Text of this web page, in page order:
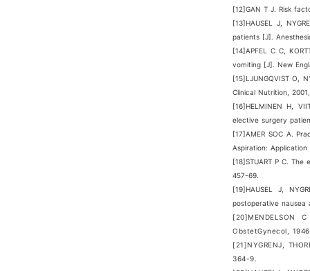
[12]GAN T J. Risk
[13]HAUSEL J,
patients [J].
[14]APFEL C C,
vomiting [J]. New
[15]LJUNGQVIST O,
Clinical Nutrition,
[16]HELMINEN H,
elective surgery
[17]AMER SOC A.
Aspiration:
[18]STUART P C.
457-69.
[19]HAUSEL J,
postoperative nausea
ObstetGynecol,
[21]NYGRENJ,
364-9.